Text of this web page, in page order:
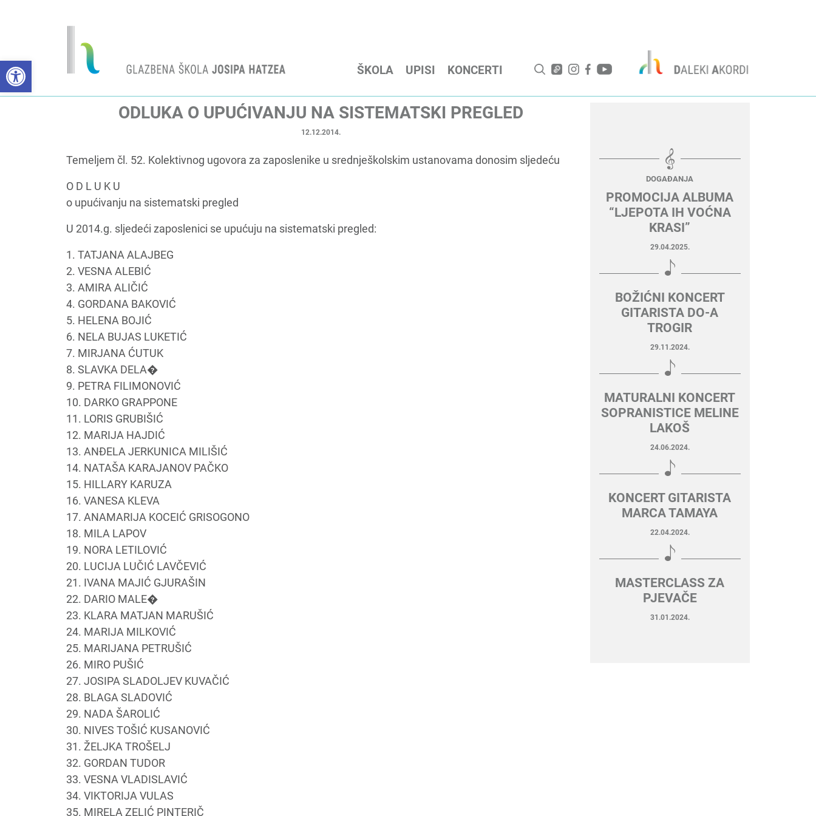
Open toolbar ŠKOLA UPISI KONCERTI
ODLUKA O UPUĆIVANJU NA SISTEMATSKI PREGLED
12.12.2014.
Temeljem čl. 52. Kolektivnog ugovora za zaposlenike u srednješkolskim ustanovama donosim sljedeću
O D L U K U
o upućivanju na sistematski pregled
U 2014.g. sljedeći zaposlenici se upućuju na sistematski pregled:
1. TATJANA ALAJBEG
2. VESNA ALEBIĆ
3. AMIRA ALIČIĆ
4. GORDANA BAKOVIĆ
5. HELENA BOJIĆ
6. NELA BUJAS LUKETIĆ
7. MIRJANA ĆUTUK
8. SLAVKA DELA�
9. PETRA FILIMONOVIĆ
10. DARKO GRAPPONE
11. LORIS GRUBIŠIĆ
12. MARIJA HAJDIĆ
13. ANĐELA JERKUNICA MILIŠIĆ
14. NATAŠA KARAJANOV PAČKO
15. HILLARY KARUZA
16. VANESA KLEVA
17. ANAMARIJA KOCEIĆ GRISOGONO
18. MILA LAPOV
19. NORA LETILOVIĆ
20. LUCIJA LUČIĆ LAVČEVIĆ
21. IVANA MAJIĆ GJURAŠIN
22. DARIO MALE�
23. KLARA MATJAN MARUŠIĆ
24. MARIJA MILKOVIĆ
25. MARIJANA PETRUŠIĆ
26. MIRO PUŠIĆ
27. JOSIPA SLADOLJEV KUVAČIĆ
28. BLAGA SLADOVIĆ
29. NADA ŠAROLIĆ
30. NIVES TOŠIĆ KUSANOVIĆ
31. ŽELJKA TROŠELJ
32. GORDAN TUDOR
33. VESNA VLADISLAVIĆ
34. VIKTORIJA VULAS
35. MIRELA ZELIĆ PINTERIČ
DOGAĐANJA
PROMOCIJA ALBUMA
“LJEPOTA IH VOĆNA
KRASI”
29.04.2025.
BOŽIĆNI KONCERT
GITARISTA DO-A
TROGIR
29.11.2024.
MATURALNI KONCERT
SOPRANISTICE MELINE
LAKOŠ
24.06.2024.
KONCERT GITARISTA
MARCA TAMAYA
22.04.2024.
MASTERCLASS ZA
PJEVAČE
31.01.2024.